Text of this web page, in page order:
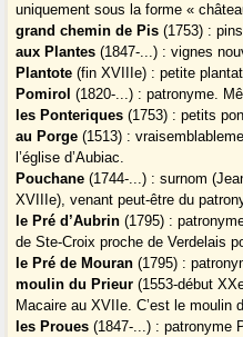
uniquement sous la forme «
grand chemin de Pis (1753) :
aux Plantes (1847-...) : vignes
Plantote (fin XVIIIe) : petite
Pomirol (1820-...) : patronyme.
les Ponteriques (1753) : petits
au Porge (1513) :
l’église d’Aubiac.
Pouchane (1744-...) : surnom
XVIIIe), venant peut-être du
le Pré d’Aubrin (1795) :
de Ste-Croix proche de Verdelais
le Pré de Mouran (1795) :
moulin du Prieur (1553-début
Macaire au XVIIe. C’est le moulin
les Proues (1847-...) : patronyme